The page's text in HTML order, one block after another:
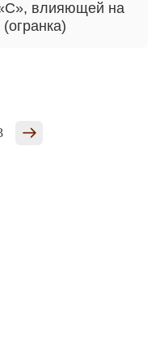
влияющей на